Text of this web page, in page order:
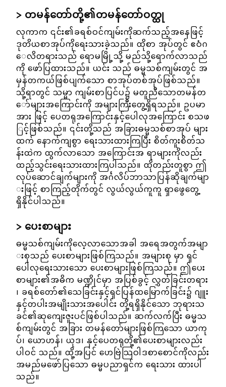
တမန်တော်တို့၏တမန်တော်ဝတ္ထု
လုကာက ၎င်း၏ခရစ်ဝင်ကျမ်းကိုဆက်သည့်အနေဖြင့်
ဒုတိယစာအုပ်ကိုရေးသားခဲ့သည်။ ထိုစာ အုပ်တွင် ဧဝံဂ
ေလိတရားသည် ရောမမြို့သို့ မည်သို့ရောက်လာသည်
ကို ဖော်ပြထားသည်။ ယင်း သည် ဓမ္မသစ်ကျမ်းတွင် အ
မှန်တကယ်ဖြစ်ပျက်သော စာအုပ်တစ်အုပ်ဖြစ်သည်။
သို့ရာတွင် သမ္မာ ကျမ်းစာပြင်ပ၌ မတူညီသောတမန်တ
ော်များအကြောင်းကို အများကြီးတွေ့ရှိရသည်။ ဥပမာ
အား ဖြင့် ပေတရုအကြောင်းနှင့်ပေါလုအကြောင်း စသဖ
ြင့်ဖြစ်သည်။ ၎င်းတို့သည် အခြားဓမ္မသစ်စာအုပ် များ
ထက် နောက်ကျစွာ ရေးသားထားကြပြီး စိတ်ကူးစိတ်သ
န်းထဲက ထွက်လာသော အကြောင်းအ ရာများကိုလည်း
ထည့်သွင်းရေးသားထားကြပါသည်။ ထိုတည်းတူစွာ ဤ
လုပ်ဆောင်ချက်များကို အင်္ဂလိပ်ဘာသာပြန်ဆိုချက်မျာ
းဖြင့် စာကြည့်တိုက်တွင် လွယ်လွယ်ကူကူ ရှာဖွေတွေ့
ရှိနိုင်ပါသည်။
ပေးစာများ
ဓမ္မသစ်ကျမ်းကိုလေ့လာသောအခါ အရေအတွက်အမျာ
းစုသည် ပေးစာများဖြစ်ကြသည်။ အများစု မှာ ရှင်
ပေါလုရေးသားသော ပေးစာများဖြစ်ကြသည်။ ဤပေး
စာများ၏အဓိက မဏ္ဍိုင်မှာ အပြစ်ခွင့် လွှတ်ခြင်းတရား
၊ ခရစ်တော်၏သေခြင်းနှင့်ရှင်ပြန်ထမြောက်ခြင်း၌ ဂျူး
နှင့်တပါးအမျိုးသားအပေါင်း တို့ရရှိနိုင်သော ဘုရားသ
ခင်၏ဆုကျေးဇူးပင်ဖြစ်ပါသည်။ ဆက်လက်ပြီး ဓမ္မသ
စ်ကျမ်းတွင် အခြား တမန်တော်များဖြစ်ကြသော ယာကု
ပ်၊ ယောဟန်၊ ယုဒ၊ နှင့်ပေတရုတို့၏ပေးစာများလည်း
ပါဝင် သည်။ ထို့အပြင် ဟေဗြဲသြဝါဒစာစောင်ကိုလည်း
အမည်မဖော်ပြသော ဓမ္မပညာရှင်က ရေးသား ထားပါ
သည်။